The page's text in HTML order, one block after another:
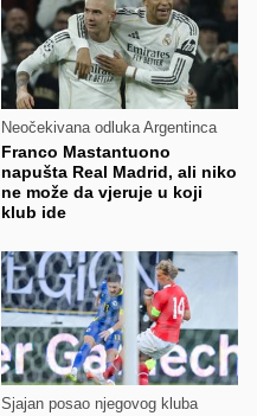
Neočekivana odluka Argentinca
Franco Mastantuono
napušta Real Madrid, ali niko
ne može da vjeruje u koji
klub ide
Sjajan posao njegovog kluba